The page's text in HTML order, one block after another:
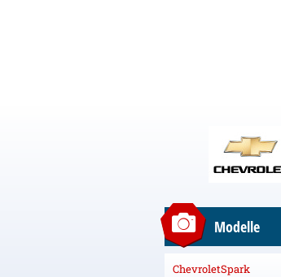
Modelle
ChevroletSpark